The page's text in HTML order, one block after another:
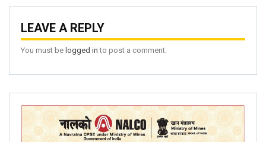
LEAVE A REPLY
You must be logged in to post a comment.